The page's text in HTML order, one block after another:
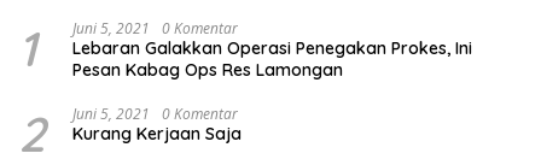
1 Juni 5, 2021 0 Komentar
Lebaran Galakkan Operasi Penegakan Prokes, Ini
Pesan Kabag Ops Res Lamongan
2 Juni 5, 2021 0 Komentar
Kurang Kerjaan Saja